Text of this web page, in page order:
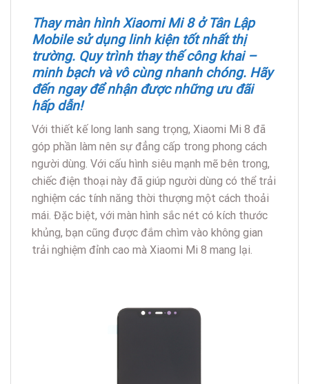
Thay màn hình Xiaomi Mi 8 ở Tân Lập
Mobile sử dụng linh kiện tốt nhất thị
trường. Quy trình thay thế công khai –
minh bạch và vô cùng nhanh chóng. Hãy
đến ngay để nhận được những ưu đãi
hấp dẫn!
Với thiết kế long lanh sang trọng, Xiaomi Mi 8 đã
góp phần làm nên sự đẳng cấp trong phong cách
người dùng. Với cấu hình siêu mạnh mẽ bên trong,
chiếc điện thoại này đã giúp người dùng có thể trải
nghiệm các tính năng thời thượng một cách thoải
mái. Đặc biệt, với màn hình sắc nét có kích thước
khủng, bạn cũng được đắm chìm vào không gian
trải nghiệm đỉnh cao mà Xiaomi Mi 8 mang lại.